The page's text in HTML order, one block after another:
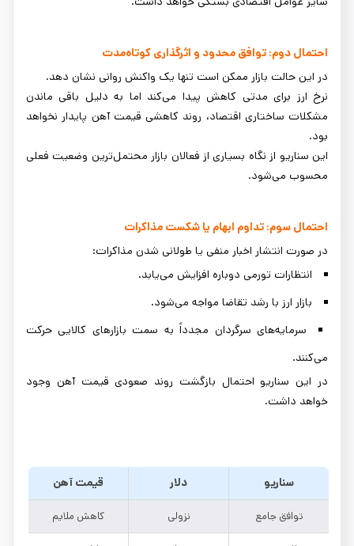
احتمال دوم: توافق محدود و اثرگذاری کوتاه‌مدت
در این حالت بازار ممکن است تنها یک واکنش روانی نشان دهد.
نرخ ارز برای مدتی کاهش پیدا می‌کند اما به دلیل باقی ماندن
مشکلات ساختاری اقتصاد، روند کاهشی قیمت آهن پایدار نخواهد
بود.
این سناریو از نگاه بسیاری از فعالان بازار محتمل‌ترین وضعیت فعلی
محسوب می‌شود.
احتمال سوم: تداوم ابهام یا شکست مذاکرات
در صورت انتشار اخبار منفی یا طولانی شدن مذاکرات:
انتظارات تورمی دوباره افزایش می‌یابد.
بازار ارز با رشد تقاضا مواجه می‌شود.
سرمایه‌های سرگردان مجدداً به سمت بازارهای کالایی حرکت
می‌کنند.
در این سناریو احتمال بازگشت روند صعودی قیمت آهن وجود
خواهد داشت.
سناریو دلار قیمت آهن
توافق جامع نزولی کاهش ملایم